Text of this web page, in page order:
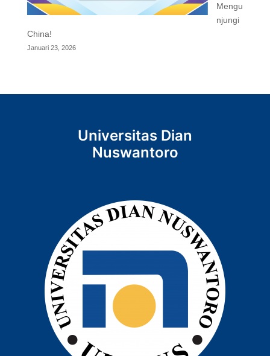
Mengu
njungi
China!
Januari 23, 2026
Universitas Dian
Nuswantoro